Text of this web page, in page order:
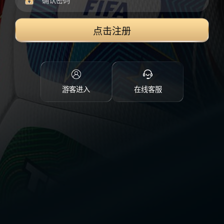
点击注册
游客进入 在线客服